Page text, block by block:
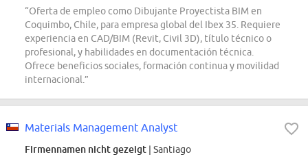
“Oferta de empleo como Dibujante Proyectista BIM en
Coquimbo, Chile, para empresa global del Ibex 35. Requiere
experiencia en CAD/BIM (Revit, Civil 3D), título técnico o
profesional, y habilidades en documentación técnica.
Ofrece beneficios sociales, formación continua y movilidad
internacional.”
Materials Management Analyst
Firmennamen nicht gezeigt | Santiago